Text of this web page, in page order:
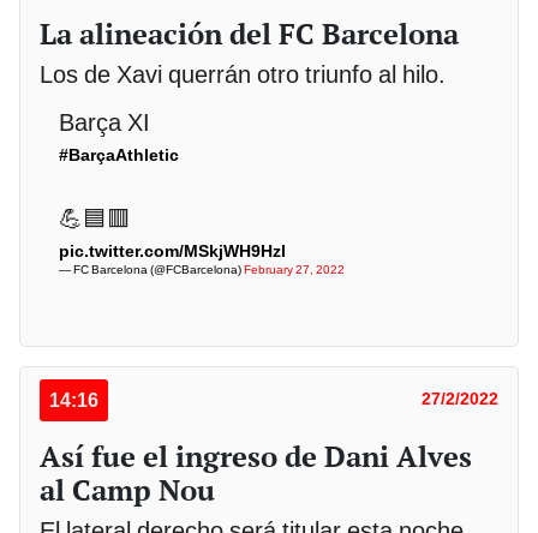
La alineación del FC Barcelona
Los de Xavi querrán otro triunfo al hilo.
Barça XI
#BarçaAthletic
💪🟦🟥
pic.twitter.com/MSkjWH9HzI
— FC Barcelona (@FCBarcelona)February 27, 2022
14:16 27/2/2022
Así fue el ingreso de Dani Alves
al Camp Nou